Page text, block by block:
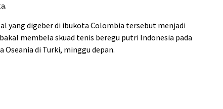
yang digeber di ibukota Colombia tersebut menjadi
membela skuad tenis beregu putri Indonesia pada
Oseania di Turki, minggu depan.